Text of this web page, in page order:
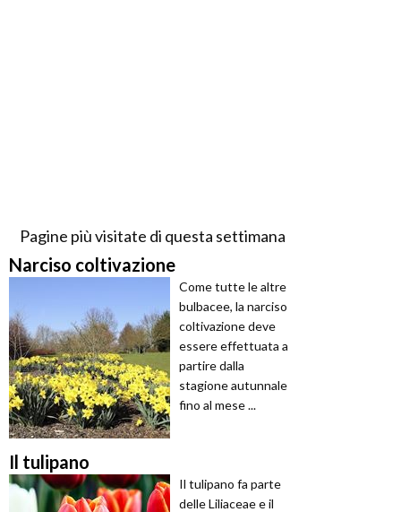
Pagine più visitate di questa settimana
Narciso coltivazione
Come tutte le altre
bulbacee, la narciso
coltivazione deve
essere effettuata a
partire dalla
stagione autunnale
fino al mese ...
Il tulipano
Il tulipano fa parte
delle Liliaceae e il